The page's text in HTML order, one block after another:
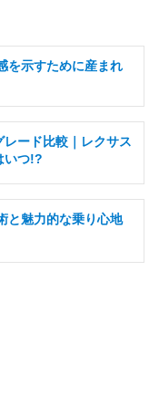
を示すために産まれ
ード比較｜レクサス
いつ!?
と魅力的な乗り心地